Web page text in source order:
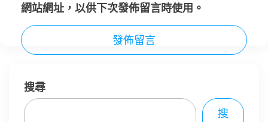
網站網址，以供下次發佈留言時使用。
搜尋
搜